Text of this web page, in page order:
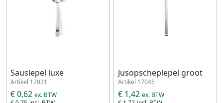
Sauslepel luxe
Artikel 17031
€ 0,62
Jusopscheplepel groot
Artikel 17045
€ 1,42